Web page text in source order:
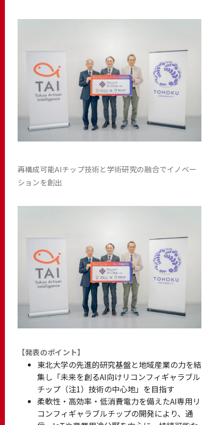
再構成可能AIチップ技術と学術研究の融合でイノベー
ションを創出
【発表のポイント】
東北大学の先進的研究基盤と地域産業の力を結
集し「未来を創るAI向けリコンフィギャラブル
チップ（注1）技術の中心地」を目指す
柔軟性・高効率・低消費電力を備えたAI専用リ
コンフィギャラブルチップの開発により、通